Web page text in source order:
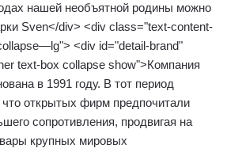
нашей необъятной родины можно
Sven</div> <div class="text-content-
<div id="detail-brand"
text-box collapse show">Компания
в 1991 году. В тот период
открытых фирм предпочитали
сопротивления, продвигая на
крупных мировых